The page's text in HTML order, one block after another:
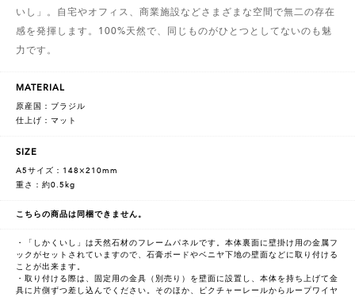
いし」。自宅やオフィス、商業施設などさまざまな空間で無二の存在
感を発揮します。100%天然で、同じものがひとつとしてないのも魅
力です。
MATERIAL
原産国：ブラジル
仕上げ：マット
SIZE
A5サイズ：148×210mm
重さ：約0.5kg
こちらの商品は同梱できません。
・「しかくいし」は天然石材のフレームパネルです。本体裏面に壁掛け用の金属フ
ックがセットされていますので、石膏ボードやベニヤ下地の壁面などに取り付ける
ことが出来ます。
・取り付ける際は、固定用の金具（別売り）を壁面に設置し、本体を持ち上げて金
具に片側ずつ差し込んでください。そのほか、ピクチャーレールからループワイヤ